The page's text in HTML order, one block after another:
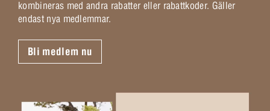
kombineras med andra rabatter eller rabattkoder. Gäller
endast nya medlemmar.
Bli medlem nu